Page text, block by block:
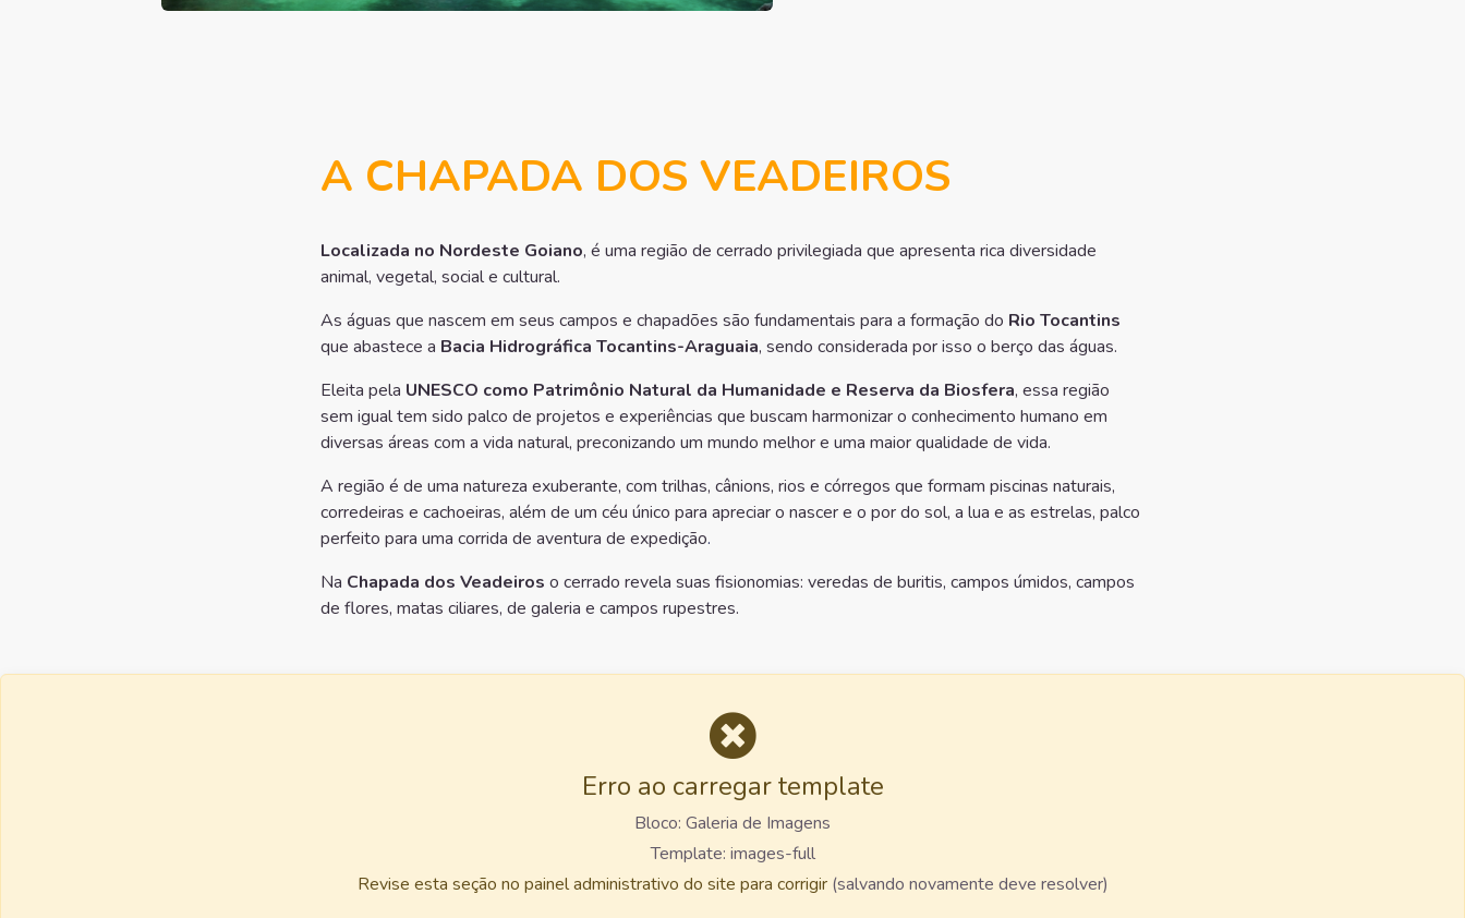
A CHAPADA DOS VEADEIROS
Localizada no Nordeste Goiano, é uma região de cerrado privilegiada que apresenta rica diversidade
animal, vegetal, social e cultural.
As águas que nascem em seus campos e chapadões são fundamentais para a formação do Rio Tocantins
que abastece a Bacia Hidrográfica Tocantins-Araguaia, sendo considerada por isso o berço das águas.
Eleita pela UNESCO como Patrimônio Natural da Humanidade e Reserva da Biosfera, essa região
sem igual tem sido palco de projetos e experiências que buscam harmonizar o conhecimento humano em
diversas áreas com a vida natural, preconizando um mundo melhor e uma maior qualidade de vida.
A região é de uma natureza exuberante, com trilhas, cânions, rios e córregos que formam piscinas naturais,
corredeiras e cachoeiras, além de um céu único para apreciar o nascer e o por do sol, a lua e as estrelas, palco
perfeito para uma corrida de aventura de expedição.
Na Chapada dos Veadeiros o cerrado revela suas fisionomias: veredas de buritis, campos úmidos, campos
de flores, matas ciliares, de galeria e campos rupestres.
Erro ao carregar template
Bloco: Galeria de Imagens
Template: images-full
Revise esta seção no painel administrativo do site para corrigir (salvando novamente deve resolver)